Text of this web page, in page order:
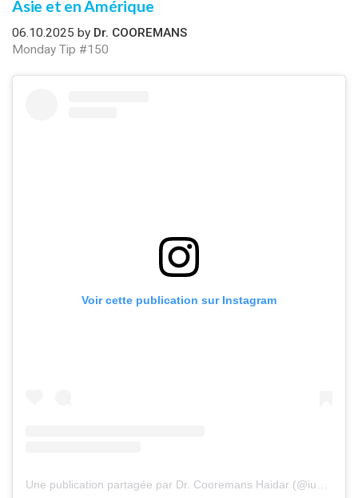
Asie et en Amérique
06.10.2025 by Dr. COOREMANS
Monday Tip #150
Voir cette publication sur Instagram